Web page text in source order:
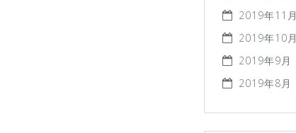
2019年11月
2019年10月
2019年9月
2019年8月